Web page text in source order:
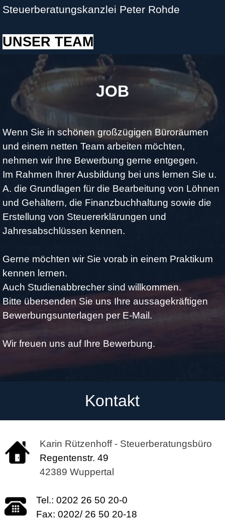
Steuerberatungskanzlei Peter Rohde
UNSER TEAM
JOB
Wenn Sie in schönen großzügigen Büroräumen
und einem netten Team arbeiten möchten,
nehmen wir Ihre Bewerbung gerne entgegen.
Im Rahmen Ihrer Ausbildung bei uns lernen Sie u.
A. die Grundlagen für die Bearbeitung von Löhnen
und Gehältern, die Finanzbuchhaltung sowie die
Erstellung von Steuererklärungen und
Jahresabschlüssen kennen.
Gerne möchten wir Sie vorab in einem Praktikum
kennen lernen.
Auch Studienabbrecher sind willkommen.
Bitte übersenden Sie uns Ihre aussagekräftigen
Bewerbungsunterlagen per E-Mail.
Wir freuen uns auf Ihre Bewerbung.
Kontakt
Karin Rützenhoff - Steuerberatungsbüro
Regentenstr. 49
42389 Wuppertal
Tel.: 0202 26 50 20-0
Fax: 0202/ 26 50 20-18